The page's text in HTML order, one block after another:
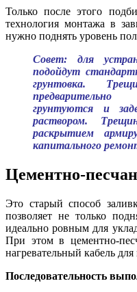
Только после этого
технология монтажа в
нужно поднять уровень
Совет: для
подойдут
грунтовка.
грунтуются и
раствором.
раскрытием
капитального
Цементно-
Это старый способ
позволяет не только
идеально ровным для
При этом в цементно-
нагревательный кабель
Последовательность